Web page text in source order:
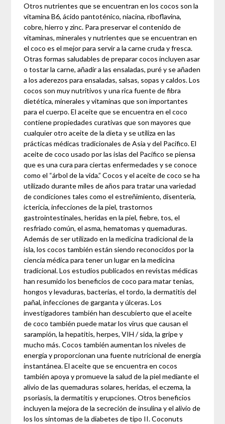
Otros nutrientes que se encuentran en los cocos son la
vitamina B6, ácido pantoténico, niacina, riboflavina,
cobre, hierro y zinc. Para preservar el contenido de
vitaminas, minerales y nutrientes que se encuentran en
el coco es el mejor para servir a la carne cruda y fresca.
Otras formas saludables de preparar cocos incluyen asar
o tostar la carne, añadir a las ensaladas, puré y se añaden
a los aderezos para ensaladas, salsas, sopas y caldos. Los
cocos son muy nutritivos y una rica fuente de fibra
dietética, minerales y vitaminas que son importantes
para el cuerpo. El aceite que se encuentra en el coco
contiene propiedades curativas que son mayores que
cualquier otro aceite de la dieta y se utiliza en las
prácticas médicas tradicionales de Asia y del Pacífico. El
aceite de coco usado por las islas del Pacífico se piensa
que es una cura para ciertas enfermedades y se conoce
como el “árbol de la vida.” Cocos y el aceite de coco se ha
utilizado durante miles de años para tratar una variedad
de condiciones tales como el estreñimiento, disentería,
ictericia, infecciones de la piel, trastornos
gastrointestinales, heridas en la piel, fiebre, tos, el
resfriado común, el asma, hematomas y quemaduras.
Además de ser utilizado en la medicina tradicional de la
isla, los cocos también están siendo reconocidos por la
ciencia médica para tener un lugar en la medicina
tradicional. Los estudios publicados en revistas médicas
han resumido los beneficios de coco para matar tenias,
hongos y levaduras, bacterias, el tordo, la dermatitis del
pañal, infecciones de garganta y úlceras. Los
investigadores también han descubierto que el aceite
de coco también puede matar los virus que causan el
sarampión, la hepatitis, herpes, VIH / sida, la gripe y
mucho más. Cocos también aumentan los niveles de
energía y proporcionan una fuente nutricional de energía
instantánea. El aceite que se encuentra en cocos
también apoya y promueve la salud de la piel mediante el
alivio de las quemaduras solares, heridas, el eczema, la
psoriasis, la dermatitis y erupciones. Otros beneficios
incluyen la mejora de la secreción de insulina y el alivio de
los los síntomas de la diabetes de tipo II. Coconuts